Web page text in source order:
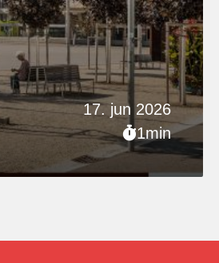
17. jun 2026
1min